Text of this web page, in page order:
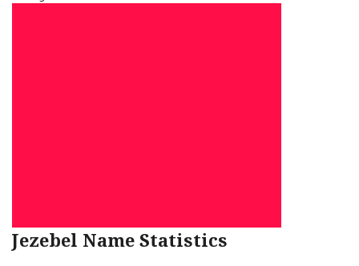
Jezebel Name Statistics